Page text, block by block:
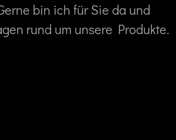
bin ich für Sie da und
rund um unsere Produkte.